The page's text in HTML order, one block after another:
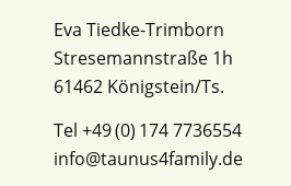
Eva Tiedke-Trimborn
Stresemannstraße 1h
61462 Königstein/Ts.
Tel +49 (0) 174 7736554
info@taunus4family.de